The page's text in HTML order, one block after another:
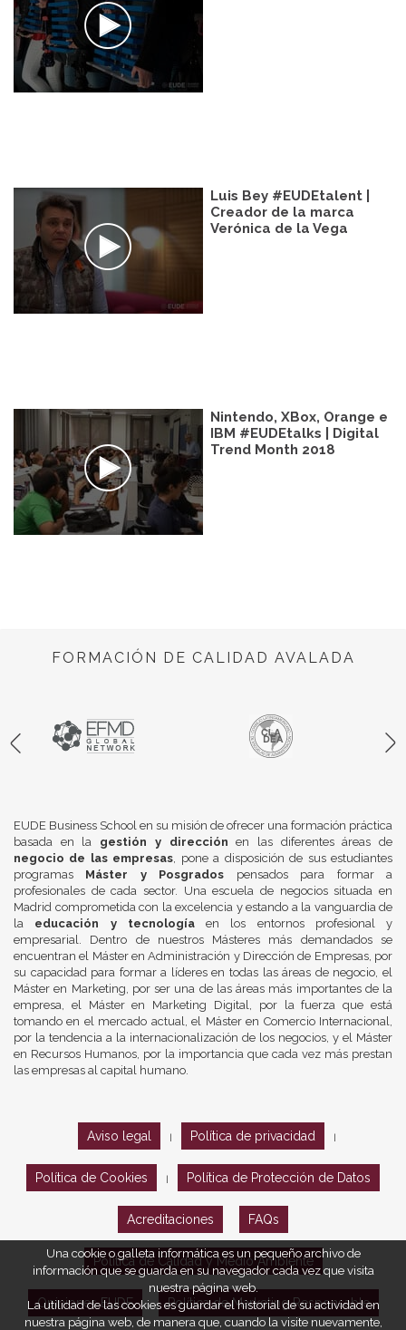
Luis Bey #EUDEtalent |
Creador de la marca
Verónica de la Vega
Nintendo, XBox, Orange e
IBM #EUDEtalks | Digital
Trend Month 2018
FORMACIÓN DE CALIDAD AVALADA
EUDE Business School en su misión de ofrecer una formación práctica
basada en la gestión y dirección en las diferentes áreas de
negocio de las empresas, pone a disposición de sus estudiantes
programas Máster y Posgrados pensados para formar a
profesionales de cada sector. Una escuela de negocios situada en
Madrid comprometida con la excelencia y estando a la vanguardia de
la educación y tecnologíaen los entornos profesional y
empresarial. Dentro de nuestros Másteres más demandados se
encuentran el Máster en Administración y Dirección de Empresas, por
su capacidad para formar a líderes en todas las áreas de negocio, el
Máster en Marketing, por ser una de las áreas más importantes de la
empresa, el Máster en Marketing Digital, por la fuerza que está
tomando en el mercado actual, el Máster en Comercio Internacional,
por la tendencia a la internacionalización de los negocios, y el Máster
en Recursos Humanos, por la importancia que cada vez más prestan
las empresas al capital humano.
Aviso legal Política de privacidad
Política de Cookies Política de Protección de Datos
Acreditaciones FAQs
Política de Calidad y Medio Ambiente
Opiniones EUDE Política de Marketing Responsable
Una cookie o galleta informática es un pequeño archivo de
información que se guarda en su navegador cada vez que visita
nuestra página web.
La utilidad de las cookies es guardar el historial de su actividad en
nuestra página web, de manera que, cuando la visite nuevamente,